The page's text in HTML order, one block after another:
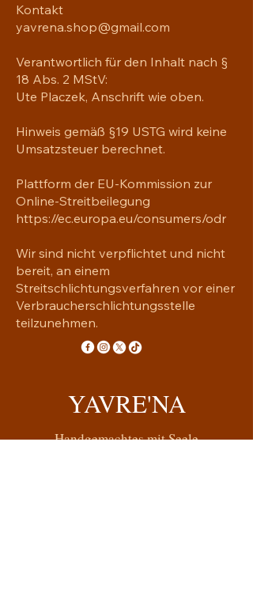
Kontakt
yavrena.shop@gmail.com
Verantwortlich für den Inhalt nach §
18 Abs. 2 MStV:
Ute Placzek, Anschrift wie oben.
Hinweis gemäß §19 USTG wird keine
Umsatzsteuer berechnet.
Plattform der EU-Kommission zur
Online-Streitbeilegung
https://ec.europa.eu/consumers/odr
Wir sind nicht verpflichtet und nicht
bereit, an einem
Streitschlichtungsverfahren vor einer
Verbraucherschlichtungsstelle
teilzunehmen.
YAVRE'NA
Handgemachtes mit Seele